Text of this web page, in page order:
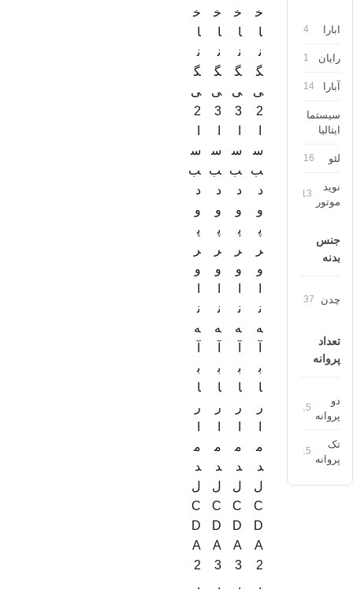
ابارا 4
رایان 1
آبارا 14
سیستما
ایتالیا
لئو 16
نوید
موتور
13
جنس
بدنه
چدن 37
تعداد
پروانه
دو
پروانه
15
تک
پروانه
15
خ
ا
ن
گ
ی
2
س
ب
د
و
پ
ر
و
ن
ه
ب
ا
ر
م
د
ل
C
D
A
2
.
خ
ا
ن
گ
ی
3
س
ب
د
و
پ
ر
و
ن
ه
ب
ا
ر
م
د
ل
C
D
A
3
.
خ
ا
ن
گ
ی
3
س
ب
د
و
پ
ر
و
ن
ه
ب
ا
ر
م
د
ل
C
D
A
3
.
خ
ا
ن
گ
ی
2
س
ب
د
و
پ
ر
و
ن
ه
ب
ا
ر
م
د
ل
C
D
A
2
.